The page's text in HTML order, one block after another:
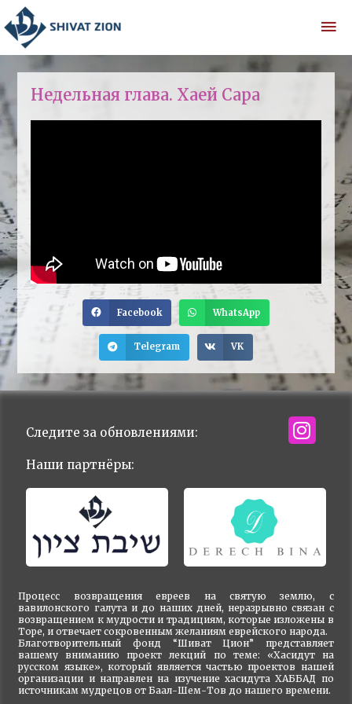
Недельная глава. Хаей Сара
Facebook WhatsApp
Telegram VK
Процесс возвращения евреев на святую землю, с
вавилонского галута и до наших дней, неразрывно связан с
возвращением к мудрости и традициям, которые изложены в
Торе, и отвечает сокровенным желаниям еврейского народа.
Благотворительный фонд “Шиват Цион” представляет
вашему вниманию проект лекций по теме: «Хасидут на
русском языке», который является частью проектов нашей
организации и направлен на изучение хасидута ХАББАД по
источникам мудрецов от Баал-Шем-Тов до нашего времени.
Следите за обновлениями:
Наши партнёры: